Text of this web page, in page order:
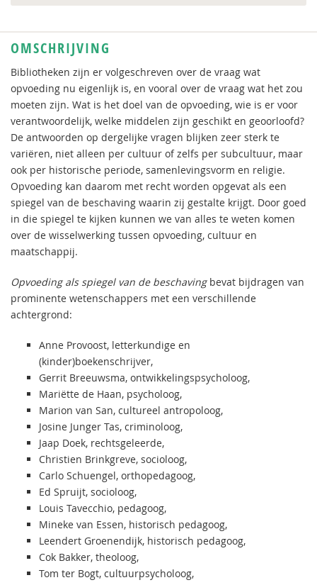
OMSCHRIJVING
Bibliotheken zijn er volgeschreven over de vraag wat
opvoeding nu eigenlijk is, en vooral over de vraag wat het zou
moeten zijn. Wat is het doel van de opvoeding, wie is er voor
verantwoordelijk, welke middelen zijn geschikt en geoorloofd?
De antwoorden op dergelijke vragen blijken zeer sterk te
variëren, niet alleen per cultuur of zelfs per subcultuur, maar
ook per historische periode, samenlevingsvorm en religie.
Opvoeding kan daarom met recht worden opgevat als een
spiegel van de beschaving waarin zij gestalte krijgt. Door goed
in die spiegel te kijken kunnen we van alles te weten komen
over de wisselwerking tussen opvoeding, cultuur en
maatschappij.
Opvoeding als spiegel van de beschavingbevat bijdragen van
prominente wetenschappers met een verschillende
achtergrond:
Anne Provoost, letterkundige en
(kinder)boekenschrijver,
Gerrit Breeuwsma, ontwikkelingspsycholoog,
Mariëtte de Haan, psycholoog,
Marion van San, cultureel antropoloog,
Josine Junger Tas, criminoloog,
Jaap Doek, rechtsgeleerde,
Christien Brinkgreve, socioloog,
Carlo Schuengel, orthopedagoog,
Ed Spruijt, socioloog,
Louis Tavecchio, pedagoog,
Mineke van Essen, historisch pedagoog,
Leendert Groenendijk, historisch pedagoog,
Cok Bakker, theoloog,
Tom ter Bogt, cultuurpsycholoog,